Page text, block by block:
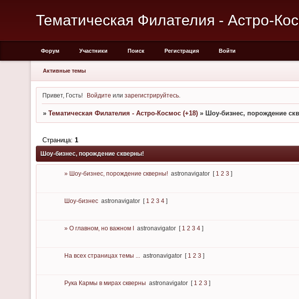
Тематическая Филателия - Астро-
Форум Участники Поиск Регистрация Войти
Активные темы
Привет, Гость! Войдите илизарегистрируйтесь
» Тематическая Филателия - Астро-Космос (+18) » Шоу-бизнес, порождение
Шоу-бизнес, порождение скверны!
Страница: 1
» Шоу-бизнес, порождение скверны! astronavigator [ 1 2 3 ]
Шоу-бизнес astronavigator [ 1 2 3 4 ]
» О главном, но важном I astronavigator [ 1 2 3 4 ]
Hа всех страницах темы ... astronavigator [ 1 2 3 ]
Рука Кармы в мирах скверны astronavigator [ 1 2 3 ]